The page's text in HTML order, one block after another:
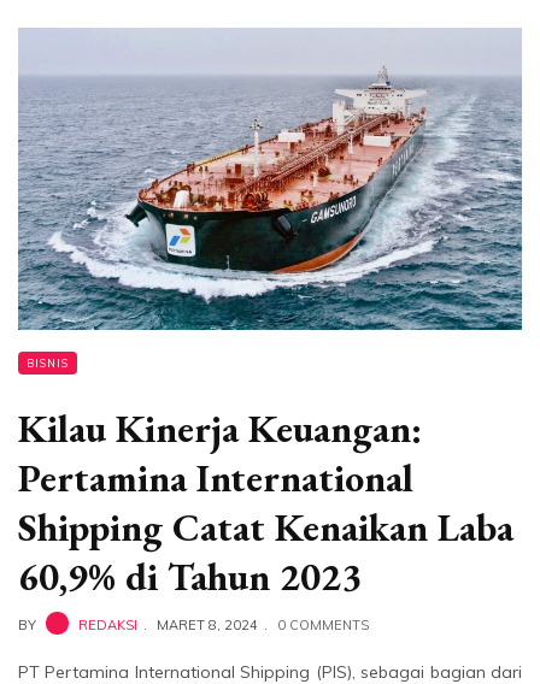
BISNIS
Kilau Kinerja Keuangan:
Pertamina International
Shipping Catat Kenaikan Laba
60,9% di Tahun 2023
BY REDAKSI MARET 8, 2024 0 COMMENTS
PT Pertamina International Shipping (PIS), sebagai bagian dari